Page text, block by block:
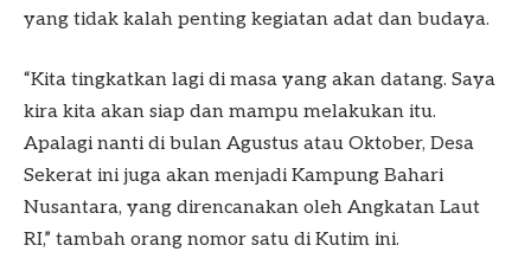
yang tidak kalah penting kegiatan adat dan budaya.
“Kita tingkatkan lagi di masa yang akan datang. Saya
kira kita akan siap dan mampu melakukan itu.
Apalagi nanti di bulan Agustus atau Oktober, Desa
Sekerat ini juga akan menjadi Kampung Bahari
Nusantara, yang direncanakan oleh Angkatan Laut
RI,” tambah orang nomor satu di Kutim ini.